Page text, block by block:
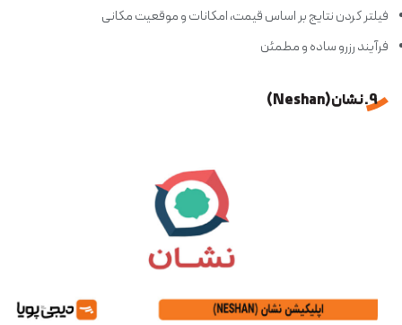
فیلتر کردن نتایج بر اساس قیمت، امکانات و موقعیت مکانی
فرآیند رزرو ساده و مطمئن
9. نشان (Neshan)